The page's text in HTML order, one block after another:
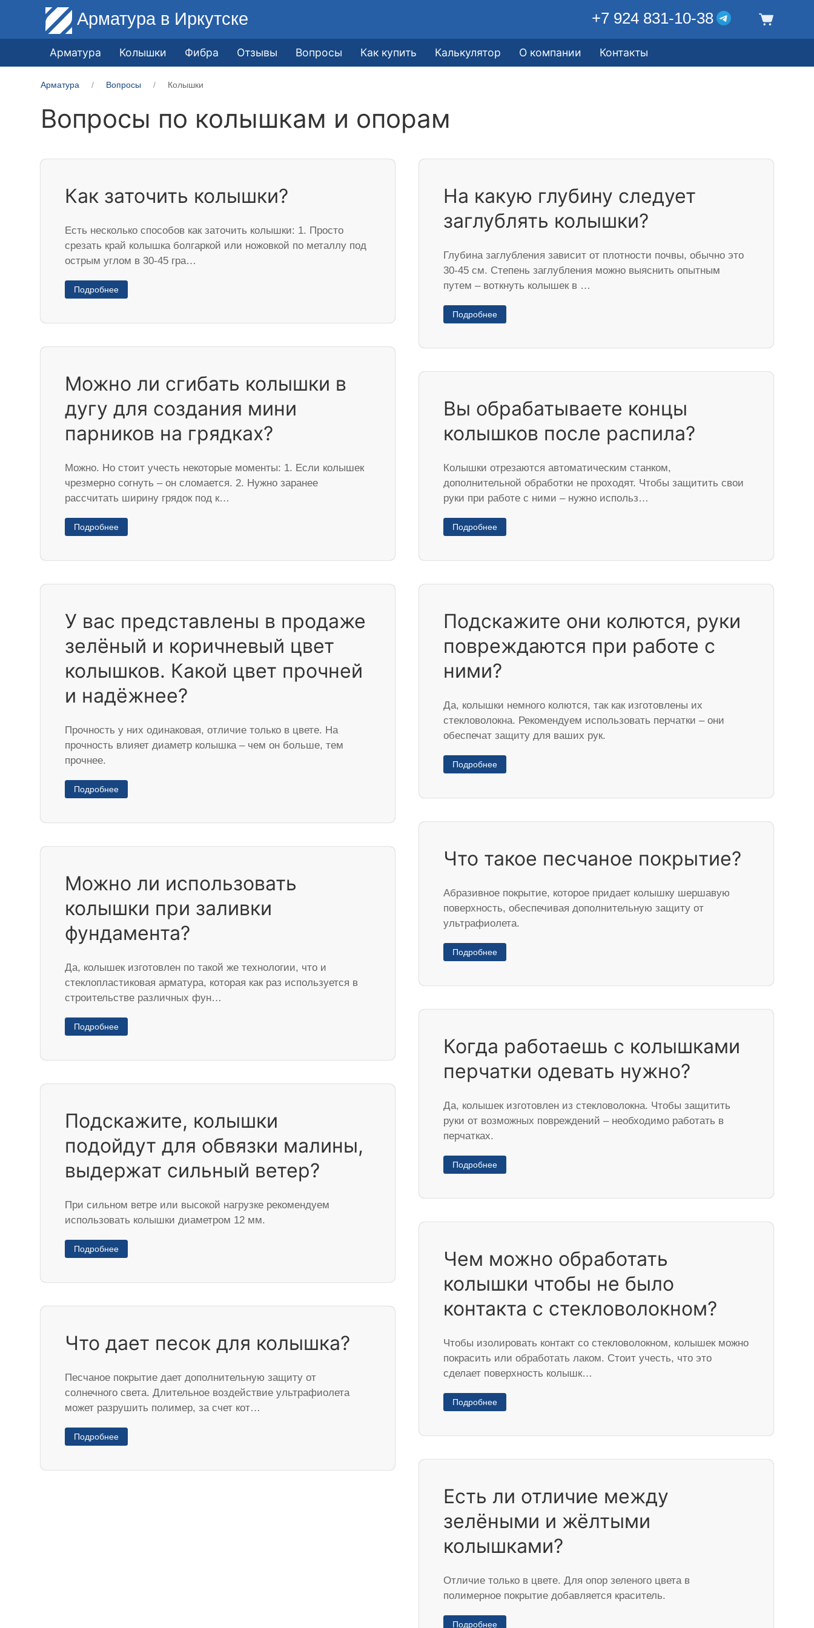
Арматура в Иркутске +7 924 831-10-38
Арматура Колышки Фибра Отзывы Вопросы Как купить Калькулятор О компании Контакты
Арматура Вопросы Колышки
Вопросы по колышкам и опорам
Как заточить колышки?
Есть несколько способов как заточить колышки: 1. Просто
срезать край колышка болгаркой или ножовкой по металлу под
острым углом в 30-45 гра…
Подробнее
На какую глубину следует
заглублять колышки?
Глубина заглубления зависит от плотности почвы, обычно это
30-45 см. Степень заглубления можно выяснить опытным
путем – воткнуть колышек в …
Подробнее
Можно ли сгибать колышки в
дугу для создания мини
парников на грядках?
Можно. Но стоит учесть некоторые моменты: 1. Если колышек
чрезмерно согнуть – он сломается. 2. Нужно заранее
рассчитать ширину грядок под к…
Подробнее
Вы обрабатываете концы
колышков после распила?
Колышки отрезаются автоматическим станком,
дополнительной обработки не проходят. Чтобы защитить свои
руки при работе с ними – нужно использ…
Подробнее
У вас представлены в продаже
зелёный и коричневый цвет
колышков. Какой цвет прочней
и надёжнее?
Прочность у них одинаковая, отличие только в цвете. На
прочность влияет диаметр колышка – чем он больше, тем
прочнее.
Подробнее
Подскажите они колются, руки
повреждаются при работе с
ними?
Да, колышки немного колются, так как изготовлены их
стекловолокна. Рекомендуем использовать перчатки – они
обеспечат защиту для ваших рук.
Подробнее
Что такое песчаное покрытие?
Абразивное покрытие, которое придает колышку шершавую
поверхность, обеспечивая дополнительную защиту от
ультрафиолета.
Подробнее
Можно ли использовать
колышки при заливки
фундамента?
Да, колышек изготовлен по такой же технологии, что и
стеклопластиковая арматура, которая как раз используется в
строительстве различных фун…
Подробнее
Когда работаешь с колышками
перчатки одевать нужно?
Да, колышек изготовлен из стекловолокна. Чтобы защитить
руки от возможных повреждений – необходимо работать в
перчатках.
Подробнее
Подскажите, колышки
подойдут для обвязки малины,
выдержат сильный ветер?
При сильном ветре или высокой нагрузке рекомендуем
использовать колышки диаметром 12 мм.
Подробнее
Чем можно обработать
колышки чтобы не было
контакта с стекловолокном?
Чтобы изолировать контакт со стекловолокном, колышек можно
покрасить или обработать лаком. Стоит учесть, что это
сделает поверхность колышк…
Подробнее
Что дает песок для колышка?
Песчаное покрытие дает дополнительную защиту от
солнечного света. Длительное воздействие ультрафиолета
может разрушить полимер, за счет кот…
Подробнее
Есть ли отличие между
зелёными и жёлтыми
колышками?
Отличие только в цвете. Для опор зеленого цвета в
полимерное покрытие добавляется краситель.
Подробнее